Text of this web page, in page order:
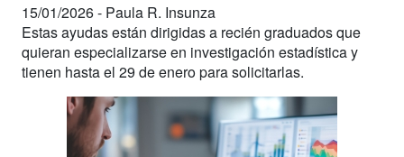
15/01/2026 - Paula R. Insunza
Estas ayudas están dirigidas a recién graduados que
quieran especializarse en investigación estadística y
tienen hasta el 29 de enero para solicitarlas.